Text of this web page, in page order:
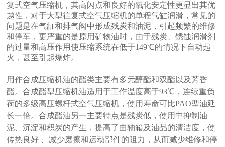
复式空气压缩机，其高闪点和良好的氧化安定性更显出其优
越性，对于大型往复式空气压缩机的单程气缸润滑，常见的
问题是在气缸和排气阀中形成残炭和油泥，引起频繁的维修
和停车，更严重的是原用矿物油时，由于残炭、锈蚀润滑剂
的过量和高压作用使压缩系统在低于149℃的情况下自动起
火，甚至引起爆炸。
用作合成压缩机油的酯类主要有多元醇酯和双酯以及芳香
酯。合成酯型压缩机油适用于工作温度高于93℃，连续重负
荷的多级高压螺杆式空气压缩机，使用寿命可比PAO型油延
长一倍。合成酯油另一主要特点是残炭低，使用中抑制油
泥、沉淀和积炭的产生，提高了曲轴箱及油品的清洁度，使
传热良好 、减少磨擦和运动部件的阻力，从而减少维修和停